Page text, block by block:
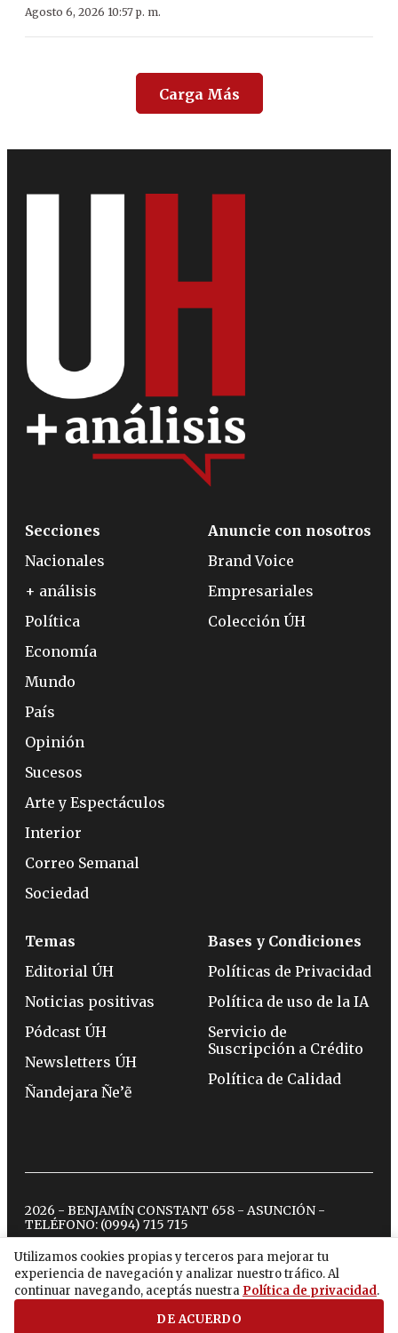
Agosto 6, 2026 10:57 p. m.
Carga Más
Utilizamos cookies propias y terceros para mejorar tu
experiencia de navegación y analizar nuestro tráfico. Al
continuar navegando, aceptás nuestra Política de privacidad.
DE ACUERDO
Secciones
Nacionales
+ análisis
Política
Economía
Mundo
País
Opinión
Sucesos
Arte y Espectáculos
Interior
Correo Semanal
Sociedad
Anuncie con nosotros
Brand Voice
Empresariales
Colección ÚH
Temas
Editorial ÚH
Noticias positivas
Pódcast ÚH
Newsletters ÚH
Ñandejara Ñe’ẽ
Bases y Condiciones
Políticas de Privacidad
Política de uso de la IA
Servicio de
Suscripción a Crédito
Política de Calidad
2026 - BENJAMÍN CONSTANT 658 - ASUNCIÓN -
TELÉFONO: (0994) 715 715
twitterinstagram
facebook
tiktokyoutubespotify